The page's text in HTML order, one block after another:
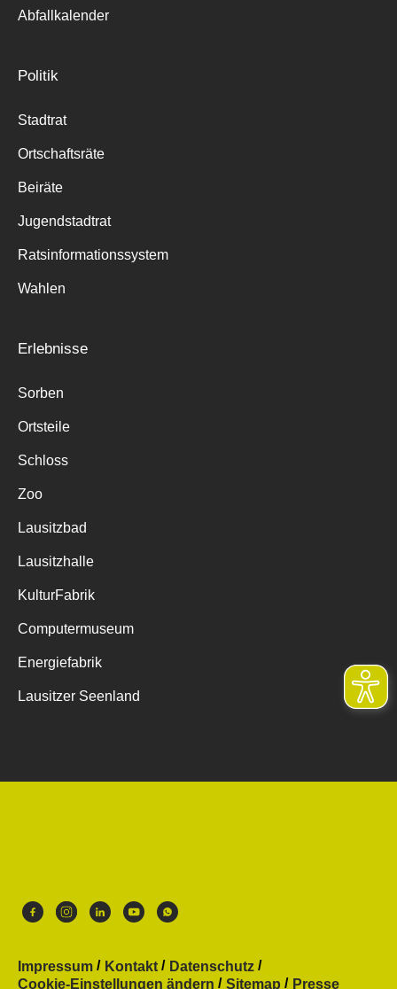
Abfallkalender
Politik
Stadtrat
Ortschaftsräte
Beiräte
Jugendstadtrat
Ratsinformationssystem
Wahlen
Erlebnisse
Sorben
Ortsteile
Schloss
Zoo
Lausitzbad
Lausitzhalle
KulturFabrik
Computermuseum
Energiefabrik
Lausitzer Seenland
Impressum Kontakt
Datenschutz
Cookie-Einstellungen ändern
Sitemap Presse